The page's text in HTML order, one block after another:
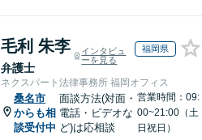
毛利 朱李
弁護士
インタビュ
ーを見る
福岡県
ネクスパート法律事務所 福岡オフィス
桑名市
からも相
談受付中
面談方法(対面・
電話・ビデオな
ど)は応相談
営業時間：09:
00~21:00（土
日祝日）